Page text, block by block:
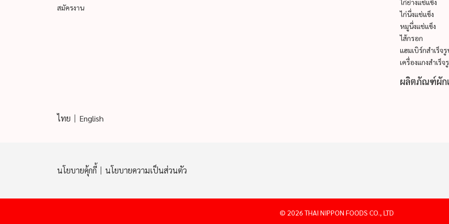
สมัครงาน
ไก่ย่างแช่แข็ง
ไก่นึ่งแช่แข็ง
หมูนึ่งแช่แข็ง
ไส้กรอก
แฮมเบิร์กสำเร็จ
เครื่องแกงสำเร็จ
ผลิตภัณฑ์ผัก
ไทย English
นโยบายคุ้กกี้ นโยบายความเป็นส่วนตัว
© 2026 THAI NIPPON FOODS CO., LTD